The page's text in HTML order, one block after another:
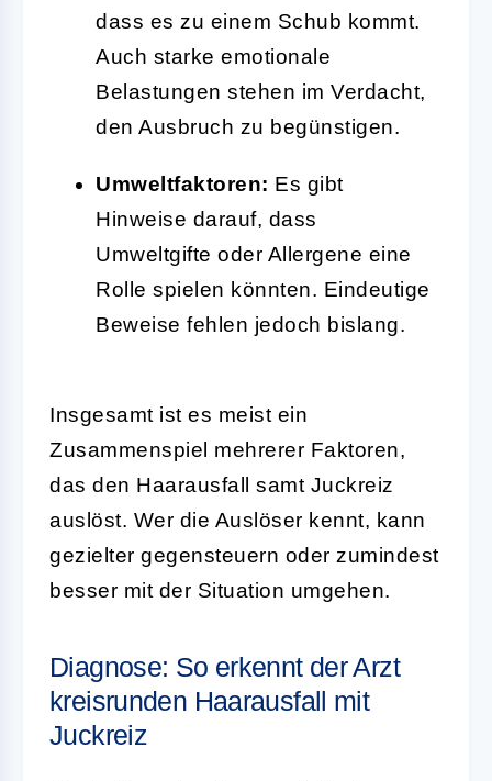
dass es zu einem Schub kommt.
Auch starke emotionale
Belastungen stehen im Verdacht,
den Ausbruch zu begünstigen.
Umweltfaktoren: Es gibt
Hinweise darauf, dass
Umweltgifte oder Allergene eine
Rolle spielen könnten. Eindeutige
Beweise fehlen jedoch bislang.
Insgesamt ist es meist ein
Zusammenspiel mehrerer Faktoren,
das den Haarausfall samt Juckreiz
auslöst. Wer die Auslöser kennt, kann
gezielter gegensteuern oder zumindest
besser mit der Situation umgehen.
Diagnose: So erkennt der Arzt
kreisrunden Haarausfall mit
Juckreiz